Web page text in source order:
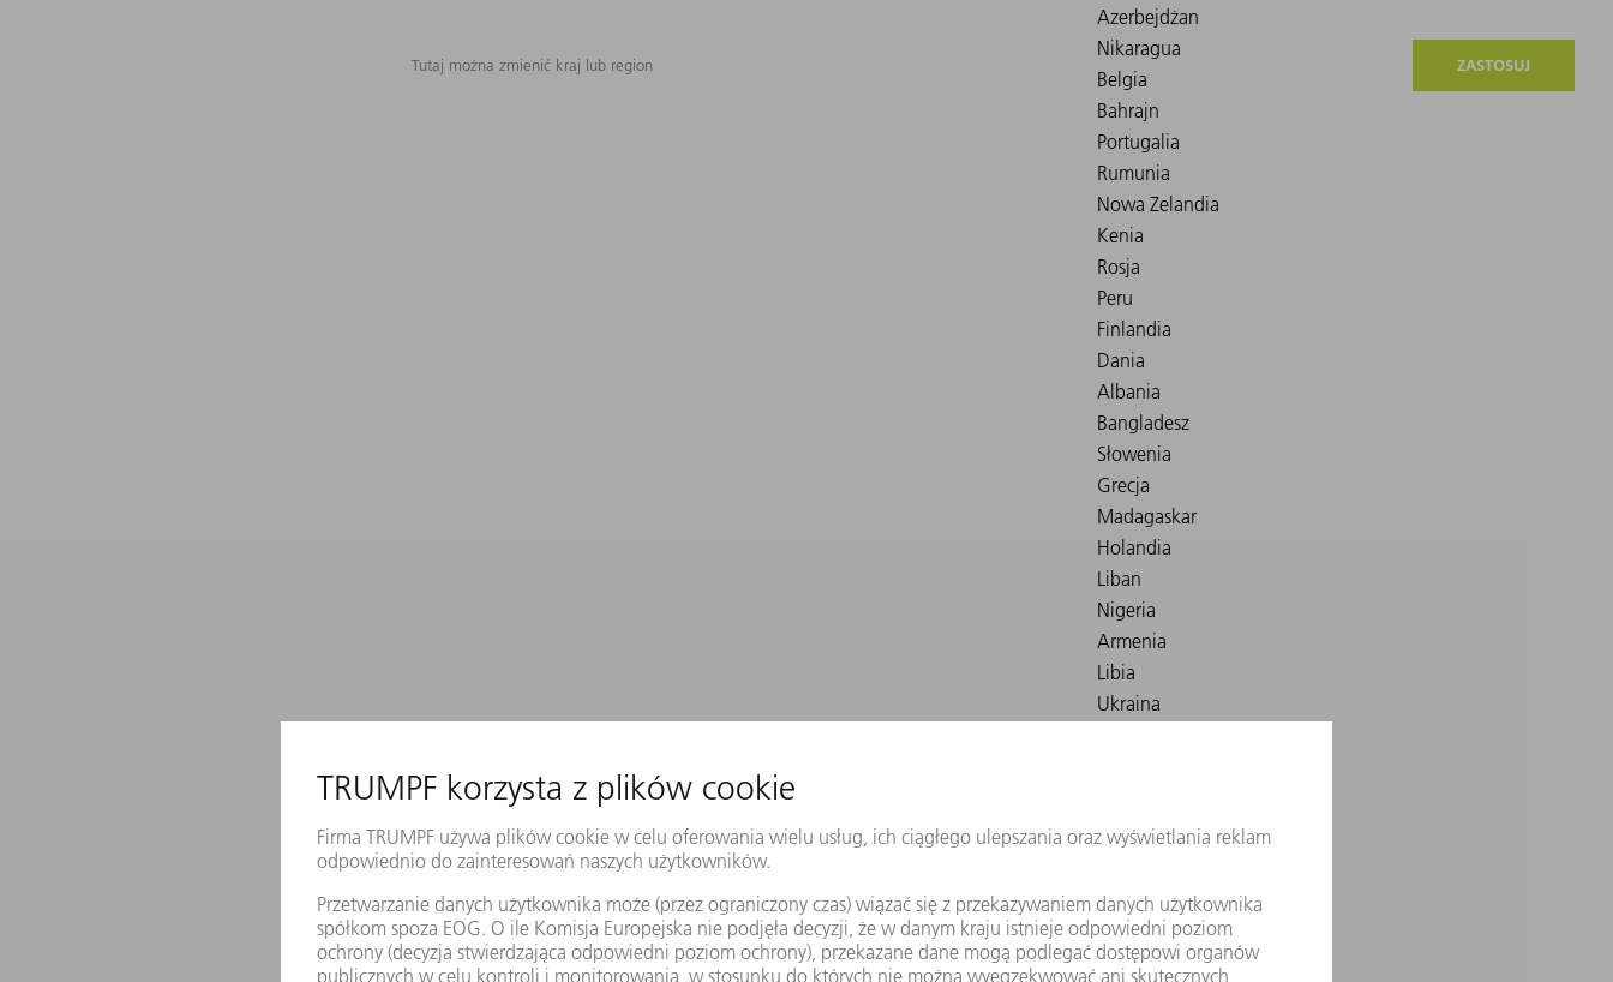
Tutaj można zmienić kraj lub region ZASTOSUJ